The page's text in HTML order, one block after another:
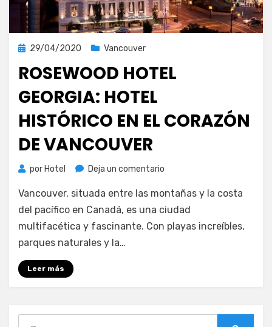
Publicada
29/04/2020 Vancouver
ROSEWOOD HOTEL
GEORGIA: HOTEL
HISTÓRICO EN EL CORAZÓN
DE VANCOUVER
por Hotel Deja un comentario
Hotel
Georgia:
hotel
Vancouver, situada entre las montañas y la costa
del pacífico en Canadá, es una ciudad
multifacética y fascinante. Con playas increíbles,
parques naturales y la…
Leer más